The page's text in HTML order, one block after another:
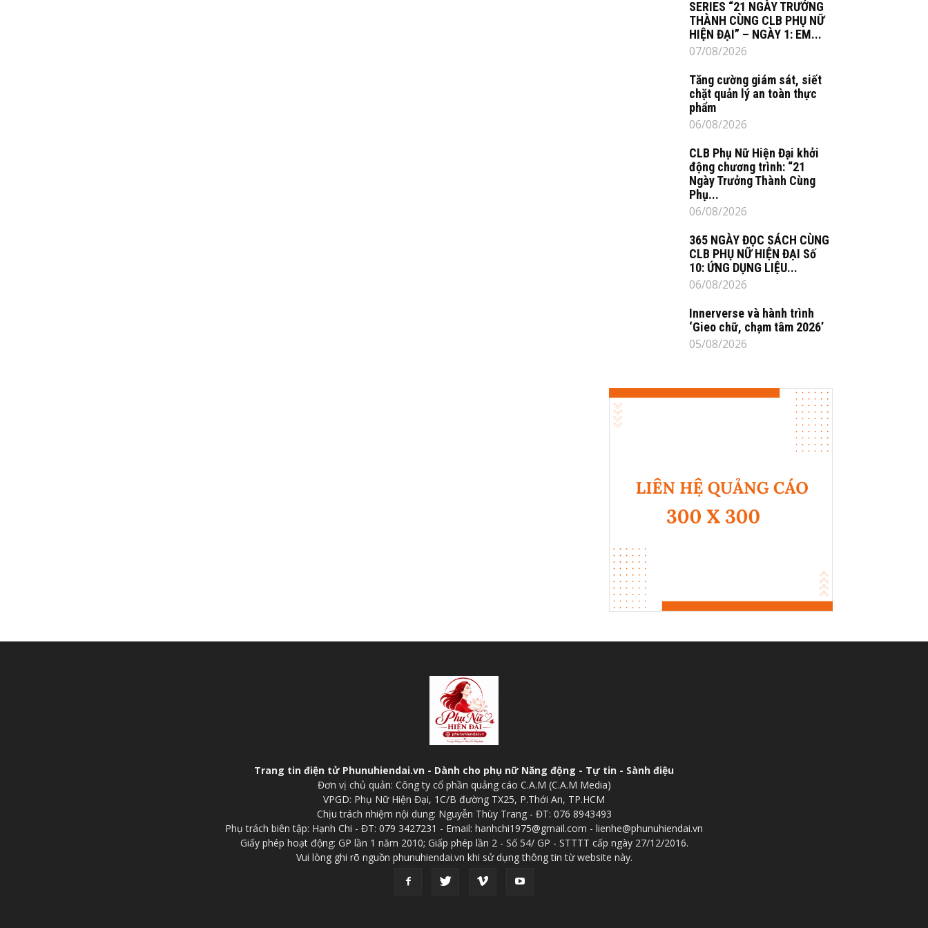
SERIES “21 NGÀY TRƯỞNG
THÀNH CÙNG CLB PHỤ NỮ
HIỆN ĐẠI” – NGÀY 1: EM...
07/08/2026
Tăng cường giám sát, siết
chặt quản lý an toàn thực
phẩm
06/08/2026
CLB Phụ Nữ Hiện Đại khởi
động chương trình: “21
Ngày Trưởng Thành Cùng
Phụ...
06/08/2026
365 NGÀY ĐỌC SÁCH CÙNG
CLB PHỤ NỮ HIỆN ĐẠI Số
10: ỨNG DỤNG LIỆU...
06/08/2026
Innerverse và hành trình
‘Gieo chữ, chạm tâm 2026’
05/08/2026
Trang tin điện tử Phunuhiendai.vn - Dành cho phụ nữ Năng động - Tự tin - Sành điệu
Đơn vị chủ quản: Công ty cổ phần quảng cáo C.A.M (C.A.M Media)
VPGD: Phụ Nữ Hiện Đại, 1C/B đường TX25, P.Thới An, TP.HCM
Chịu trách nhiệm nội dung: Nguyễn Thùy Trang - ĐT: 076 8943493
Phụ trách biên tập: Hạnh Chi - ĐT: 079 3427231 - Email: hanhchi1975@gmail.com - lienhe@phunuhiendai.vn
Giấy phép hoạt động: GP lần 1 năm 2010; Giấp phép lần 2 - Số 54/ GP - STTTT cấp ngày 27/12/2016.
Vui lòng ghi rõ nguồn phunuhiendai.vn khi sử dụng thông tin từ website này.